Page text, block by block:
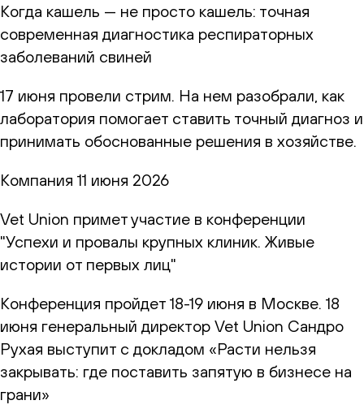
Когда кашель — не просто кашель: точная
современная диагностика респираторных
заболеваний свиней
17 июня провели стрим. На нем разобрали, как
лаборатория помогает ставить точный диагноз и
принимать обоснованные решения в хозяйстве.
Компания 11 июня 2026
Vet Union примет участие в конференции
"Успехи и провалы крупных клиник. Живые
истории от первых лиц"
Конференция пройдет 18-19 июня в Москве. 18
июня генеральный директор Vet Union Сандро
Рухая выступит с докладом «Расти нельзя
закрывать: где поставить запятую в бизнесе на
грани»